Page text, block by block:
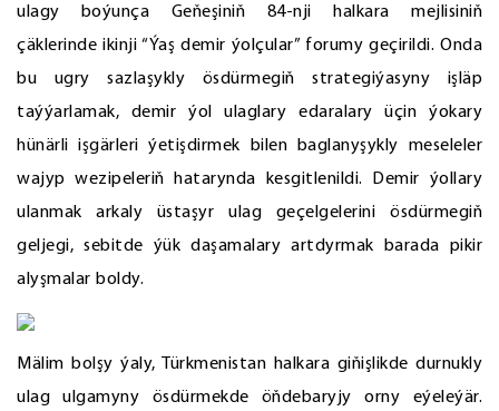
ulagy boýunça Geňeşiniň 84-nji halkara mejlisiniň
çäklerinde ikinji “Ýaş demir ýolçular” forumy geçirildi. Onda
bu ugry sazlaşykly ösdürmegiň strategiýasyny işläp
taýýarlamak, demir ýol ulaglary edaralary üçin ýokary
hünärli işgärleri ýetişdirmek bilen baglanyşykly meseleler
wajyp wezipeleriň hatarynda kesgitlenildi. Demir ýollary
ulanmak arkaly üstaşyr ulag geçelgelerini ösdürmegiň
geljegi, sebitde ýük daşamalary artdyrmak barada pikir
alyşmalar boldy.
Mälim bolşy ýaly, Türkmenistan halkara giňişlikde durnukly
ulag ulgamyny ösdürmekde öňdebaryjy orny eýeleýär.